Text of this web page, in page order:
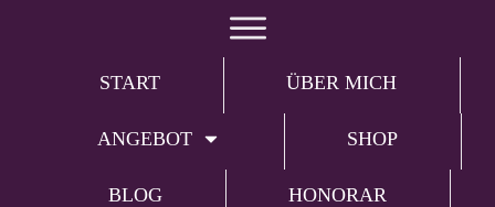
START ÜBER MICH
ANGEBOT SHOP
BLOG HONORAR